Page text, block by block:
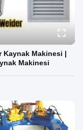
Kaynak Makinesi |
Makinesi